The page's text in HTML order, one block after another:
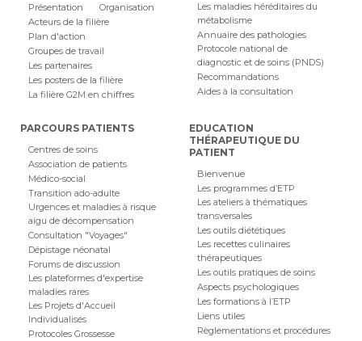
Présentation
Organisation
Acteurs de la filière
Plan d'action
Groupes de travail
Les partenaires
Les posters de la filière
La filière G2M en chiffres
Les maladies héréditaires du
métabolisme
Annuaire des pathologies
Protocole national de
diagnostic et de soins (PNDS)
Recommandations
Aides à la consultation
PARCOURS PATIENTS
Centres de soins
Association de patients
Médico-social
Transition ado-adulte
Urgences et maladies à risque
aigu de décompensation
Consultation "Voyages"
Dépistage néonatal
Forums de discussion
Les plateformes d'expertise
maladies rares
Les Projets d'Accueil
Individualisés
Protocoles Grossesse
EDUCATION
THÉRAPEUTIQUE DU
PATIENT
Bienvenue
Les programmes d’ETP
Les ateliers à thématiques
transversales
Les outils diététiques
Les recettes culinaires
thérapeutiques
Les outils pratiques de soins
Aspects psychologiques
Les formations à l’ETP
Liens utiles
Règlementations et procédures